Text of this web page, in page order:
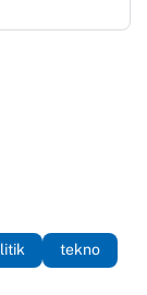
tekno